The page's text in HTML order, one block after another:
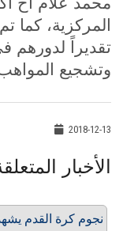
المركزية، كما
تقديراً لدورهم
وتشجيع المواهب
2018-12-13
الأخبار
نجوم كرة القدم